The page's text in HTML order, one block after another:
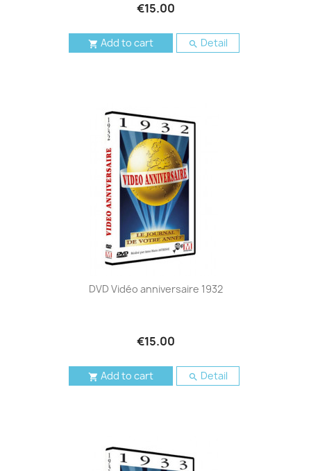
€15.00
 Add to cart  Detail
DVD Vidéo anniversaire 1932
€15.00
 Add to cart  Detail